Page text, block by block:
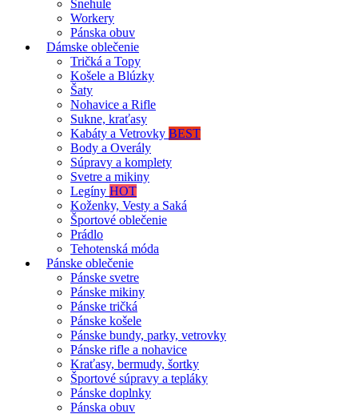
Snehule
Workery
Pánska obuv
Dámske oblečenie
Tričká a Topy
Košele a Blúzky
Šaty
Nohavice a Rifle
Sukne, kraťasy
Kabáty a Vetrovky BEST
Body a Overály
Súpravy a komplety
Svetre a mikiny
Legíny HOT
Koženky, Vesty a Saká
Športové oblečenie
Prádlo
Tehotenská móda
Pánske oblečenie
Pánske svetre
Pánske mikiny
Pánske tričká
Pánske košele
Pánske bundy, parky, vetrovky
Pánske rifle a nohavice
Kraťasy, bermudy, šortky
Športové súpravy a tepláky
Pánske doplnky
Pánska obuv